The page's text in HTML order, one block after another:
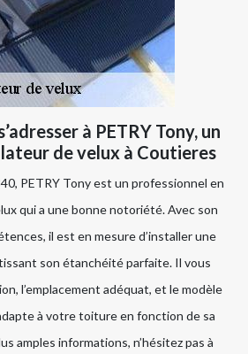
à PETRY Tony, un
de velux à Coutieres
PETRY Tony est un professionnel en
qui a une bonne notoriété. Avec son
il est en mesure d’installer une
son étanchéité parfaite. Il vous
l’emplacement adéquat, et le modèle
à votre toiture en fonction de sa
amples informations, n’hésitez pas à